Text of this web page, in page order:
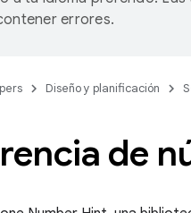
errores.
Diseño y planificación
de